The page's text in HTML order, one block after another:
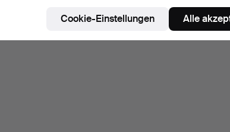
Cookie-Einstellungen Alle